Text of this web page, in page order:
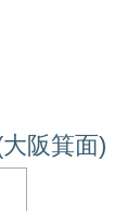
阪箕面)